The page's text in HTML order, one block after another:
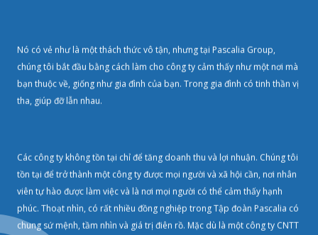
Nó có vẻ như là một thách thức vô tận, nhưng tại Pascalia Group,
chúng tôi bắt đầu bằng cách làm cho công ty cảm thấy như một nơi mà
bạn thuộc về, giống như gia đình của bạn. Trong gia đình có tinh thần vị
tha, giúp đỡ lẫn nhau.
Các công ty không tồn tại chỉ để tăng doanh thu và lợi nhuận. Chúng tôi
tồn tại để trở thành một công ty được mọi người và xã hội cần, nơi nhân
viên tự hào được làm việc và là nơi mọi người có thể cảm thấy hạnh
phúc. Thoạt nhìn, có rất nhiều đồng nghiệp trong Tập đoàn Pascalia có
chung sứ mệnh, tầm nhìn và giá trị điên rồ. Mặc dù là một công ty CNTT